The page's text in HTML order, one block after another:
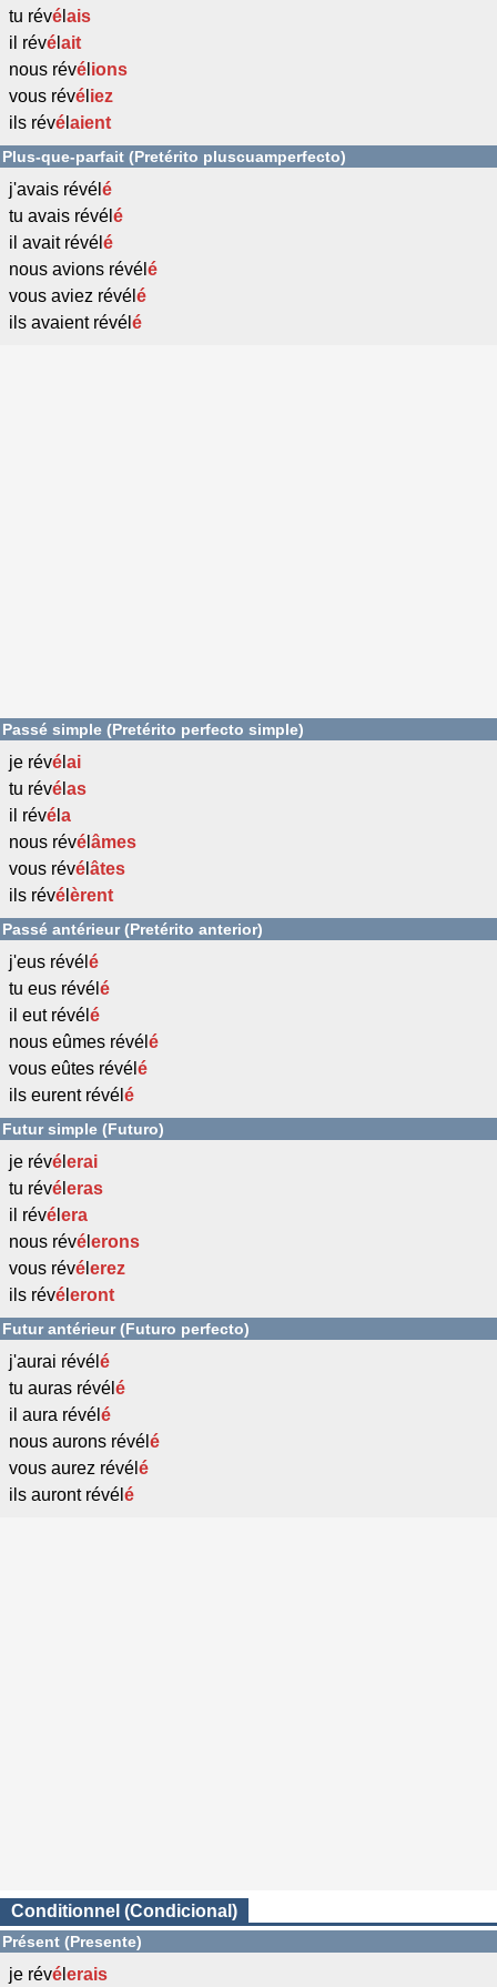
tu révé ais
il révé ait
nous révé ions
vous révé iez
ils révé aient
Plus-que-parfait (Pretérito pluscuamperfecto)
j'avais révél é
tu avais révél é
il avait révél é
nous avions révél é
vous aviez révél é
ils avaient révél é
Passé simple (Pretérito perfecto simple)
je révé ai
tu révé as
il révé a
nous révé âmes
vous révé âtes
ils révé èrent
Passé antérieur (Pretérito anterior)
j'eus révél é
tu eus révél é
il eut révél é
nous eûmes révél é
vous eûtes révél é
ils eurent révél é
Futur simple (Futuro)
je révé erai
tu révé eras
il révé era
nous révé erons
vous révé erez
ils révé eront
Futur antérieur (Futuro perfecto)
j'aurai révél é
tu auras révél é
il aura révél é
nous aurons révél é
vous aurez révél é
ils auront révél é
Conditionnel (Condicional)
Présent (Presente)
je révé erais